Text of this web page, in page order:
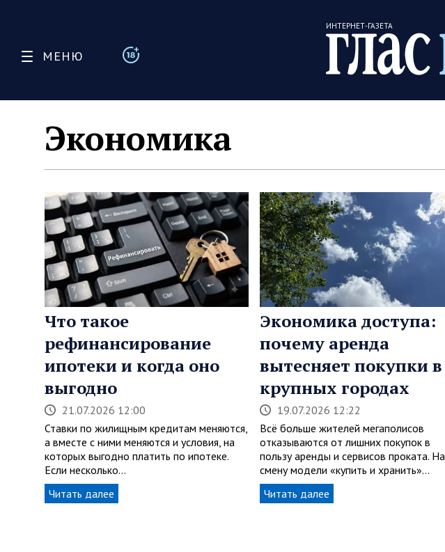
МЕНЮ
ИНТЕРНЕТ-ГАЗЕТА
Экономика
Что такое
рефинансирование
ипотеки и когда оно
выгодно
21.07.2026 12:00
Ставки по жилищным кредитам меняются,
а вместе с ними меняются и условия, на
которых выгодно платить по ипотеке.
Если несколько…
Читать далее
Экономика доступа:
почему аренда
вытесняет покупки в
крупных городах
19.07.2026 12:22
Всё больше жителей мегаполисов
отказываются от лишних покупок в
пользу аренды и сервисов проката. На
смену модели «купить и хранить»…
Читать далее